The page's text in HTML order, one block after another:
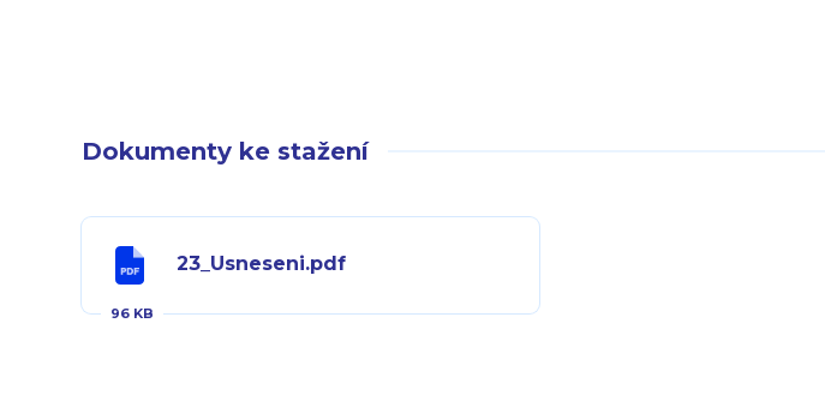
Dokumenty ke stažení
23_Usneseni.pdf
96 KB